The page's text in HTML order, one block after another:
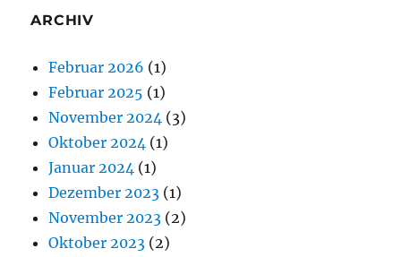
ARCHIV
Februar 2026 (1)
Februar 2025 (1)
November 2024 (3)
Oktober 2024 (1)
Januar 2024 (1)
Dezember 2023 (1)
November 2023 (2)
Oktober 2023 (2)